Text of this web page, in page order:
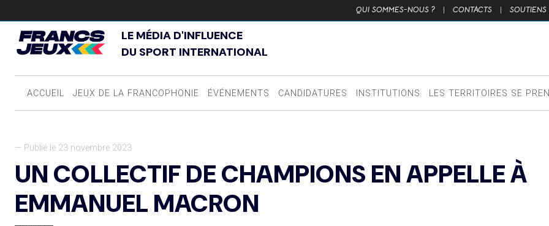
QUI SOMMES-NOUS ? | CONTACTS | SOUTIENS
LE MÉDIA D'INFLUENCE
DU SPORT INTERNATIONAL
ACCUEIL JEUX DE LA FRANCOPHONIE ÉVÉNEMENTS CANDIDATURES INSTITUTIONS LES TERRITOIRES SE
— Publié le 23 novembre 2023
UN COLLECTIF DE CHAMPIONS EN APPELLE À
EMMANUEL MACRON